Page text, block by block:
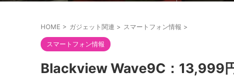
HOME > ガジェット関連 > スマートフォン情報 >
スマートフォン情報
Blackview Wave9C：13,999